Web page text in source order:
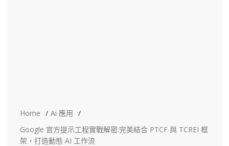
Home
Ai 應用
Google 官方提示工程實戰解密:完美結合 PTCF 與 TCREI 框
架，打造動態 AI 工作流